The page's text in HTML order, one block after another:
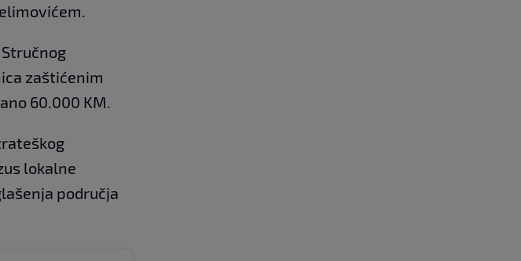
zaštićenim
60.000 KM.
lokalne
područja